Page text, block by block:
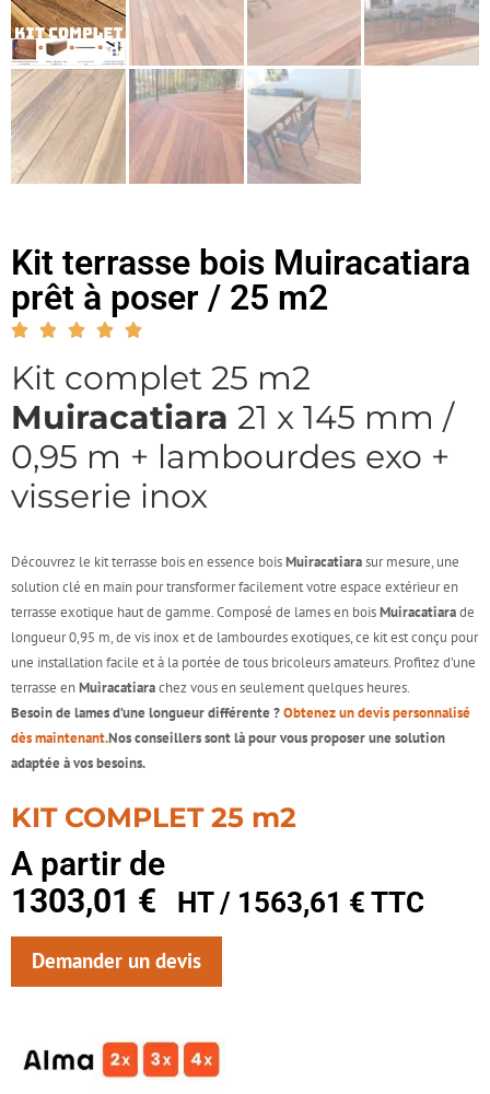
Kit terrasse bois Muiracatiara
prêt à poser / 25 m2
Kit complet 25 m2
Muiracatiara 21 x 145 mm /
0,95 m + lambourdes exo +
visserie inox
Découvrez le kit terrasse bois en essence boisMuiracatiarasur mesure, une
solution clé en main pour transformer facilement votre espace extérieur en
terrasse exotique haut de gamme. Composé de lames en boisMuiracatiarade
longueur 0,95 m, de vis inox et de lambourdes exotiques, ce kit est conçu pour
une installation facile et à la portée de tous bricoleurs amateurs. Profitez d’une
terrasse enMuiracatiarachez vous en seulement quelques heures.
Besoin de lames d’une longueur différente ?Obtenez un devis personnalisé
dès maintenant.Nos conseillers sont là pour vous proposer une solution
adaptée à vos besoins.
KIT COMPLET 25 m2
A partir de
1303,01 € HT / 1563,61 € TTC
Demander un devis